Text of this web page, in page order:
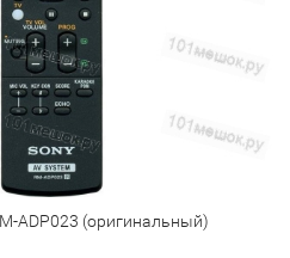
ADP023 (оригинальный)